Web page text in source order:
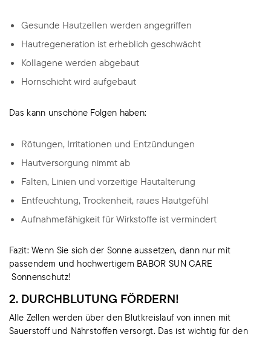
Gesunde Hautzellen werden angegriffen
Hautregeneration ist erheblich geschwächt
Kollagene werden abgebaut
Hornschicht wird aufgebaut
Das kann unschöne Folgen haben:
Rötungen, Irritationen und Entzündungen
Hautversorgung nimmt ab
Falten, Linien und vorzeitige Hautalterung
Entfeuchtung, Trockenheit, raues Hautgefühl
Aufnahmefähigkeit für Wirkstoffe ist vermindert
Fazit: Wenn Sie sich der Sonne aussetzen, dann nur mit
passendem und hochwertigem BABOR SUN CARE
Sonnenschutz!
2. DURCHBLUTUNG FÖRDERN!
Alle Zellen werden über den Blutkreislauf von innen mit
Sauerstoff und Nährstoffen versorgt. Das ist wichtig für den